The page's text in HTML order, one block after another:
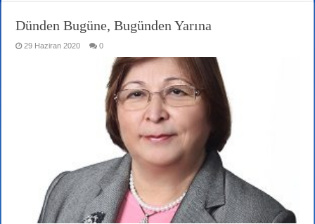
Dünden Bugüne, Bugünden Yarına
29 Haziran 2020 0